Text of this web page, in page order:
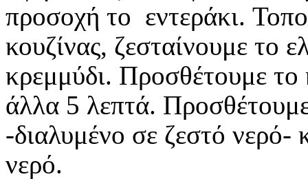
προσοχή το εντεράκι.
κουζίνας, ζεσταίνουμε το
κρεμμύδι. Προσθέτουμε το
άλλα 5 λεπτά.
-διαλυμένο σε ζεστό νερό-
νερό.